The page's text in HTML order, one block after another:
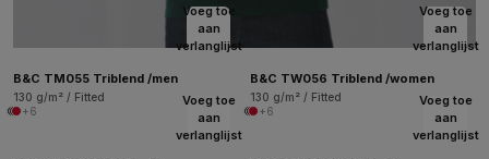
Voeg toe
aan
verlanglijst
B&C TM055 Triblend /men
130 g/m² / Fitted
+6
Voeg toe
aan
verlanglijst
B&C TW056 Triblend /women
130 g/m² / Fitted
+6
Voeg toe
aan
verlanglijst
Voeg toe
aan
verlanglijst